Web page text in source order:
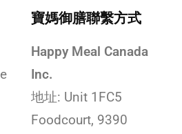
寶媽御膳聯繫方式
Happy Meal Canada
Inc.
地址: Unit 1FC5
Foodcourt, 9390